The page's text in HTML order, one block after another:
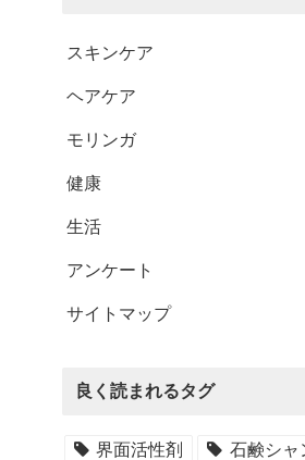
ログイン・購入時の不
厳格な独自基準
メルマガ登録
スキンケア
ヘアケア
モリンガ
健康
生活
アンケート
サイトマップ
良く読まれるタグ
界面活性剤
石鹸シャ